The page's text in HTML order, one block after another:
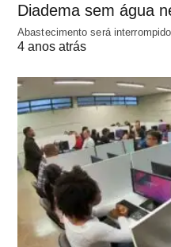
Diadema sem água
Abastecimento será
4 anos atrás